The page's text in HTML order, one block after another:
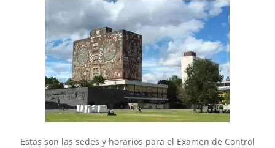
Estas son las sedes y horarios para el Examen de Control